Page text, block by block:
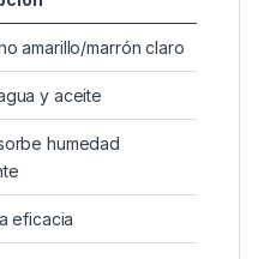
en la mezcla
los boilies,
más firmes y
manipulación y
del